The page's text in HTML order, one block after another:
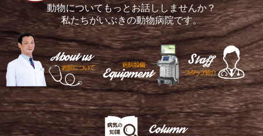
動物についてもっとお話ししませんか？
私たちがいぶきの動物病院です。